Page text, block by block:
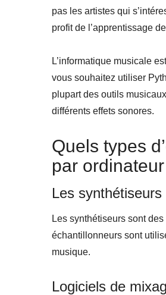
pas les artistes qui
profit de l’apprentissage
L’informatique musicale
vous souhaitez utiliser
plupart des outils
différents effets sonores.
Quels types
par
Les
Les synthétiseurs sont
échantillonneurs sont
musique.
Logiciels de